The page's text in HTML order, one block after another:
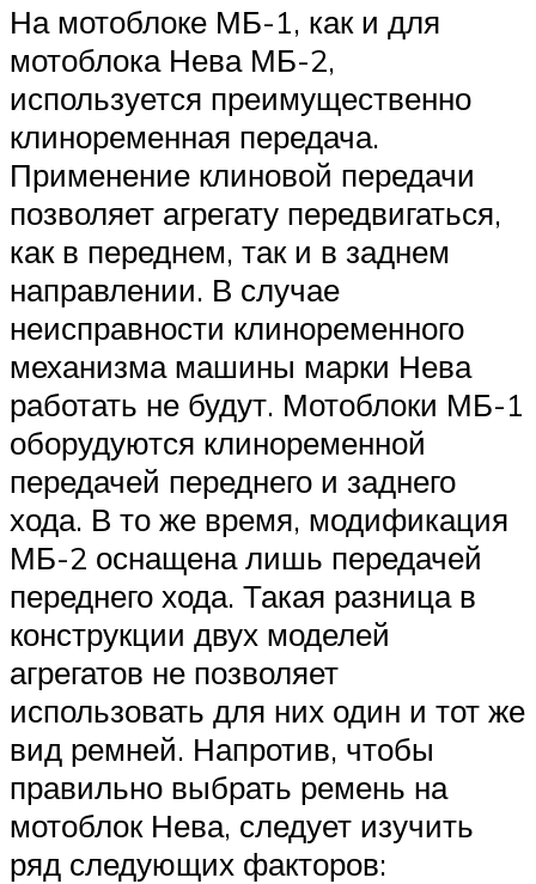
На мотоблоке МБ-1, как и для
мотоблока Нева МБ-2,
используется преимущественно
клиноременная передача.
Применение клиновой передачи
позволяет агрегату передвигаться,
как в переднем, так и в заднем
направлении. В случае
неисправности клиноременного
механизма машины марки Нева
работать не будут. Мотоблоки МБ-1
оборудуются клиноременной
передачей переднего и заднего
хода. В то же время, модификация
МБ-2 оснащена лишь передачей
переднего хода. Такая разница в
конструкции двух моделей
агрегатов не позволяет
использовать для них один и тот же
вид ремней. Напротив, чтобы
правильно выбрать ремень на
мотоблок Нева, следует изучить
ряд следующих факторов: